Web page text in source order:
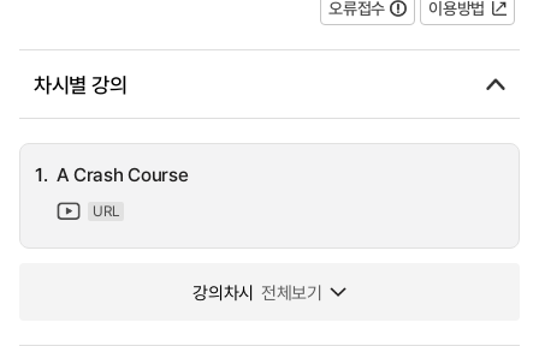
오류접수 이용방법
차시별 강의
1. A Crash Course
URL
강의차시 전체보기